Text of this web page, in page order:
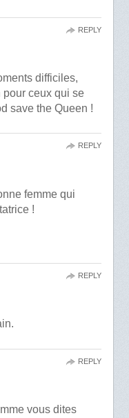
difficiles,
ceux qui se
save the Queen !
REPLY
femme qui
!
REPLY
REPLY
vous dites
REPLY